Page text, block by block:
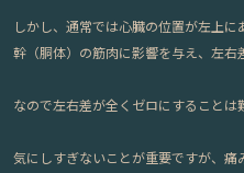
しかし、通常では心臓の位置が左上
幹（胴体）の筋肉に影響を与え、左右
なので左右差が全くゼロにすることは
気にしすぎないことが重要ですが、